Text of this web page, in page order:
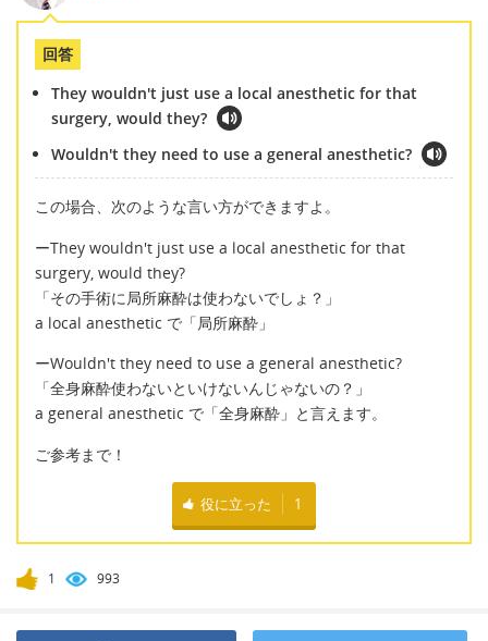
回答
They wouldn't just use a local anesthetic for that
surgery, would they?
Wouldn't they need to use a general anesthetic?
この場合、次のような言い方ができますよ。
ーThey wouldn't just use a local anesthetic for that
surgery, would they?
「その手術に局所麻酔は使わないでしょ？」
a local anesthetic で「局所麻酔」
ーWouldn't they need to use a general anesthetic?
「全身麻酔使わないといけないんじゃないの？」
a general anesthetic で「全身麻酔」と言えます。
ご参考まで！
役に立った 1
1 993